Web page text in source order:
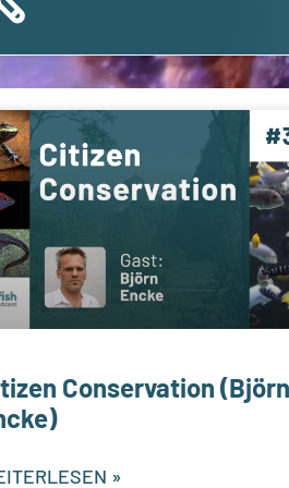
Conservation (Björn
»